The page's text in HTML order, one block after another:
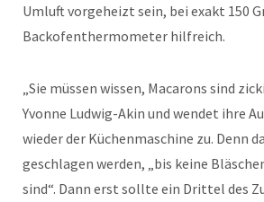
Umluft vorgeheizt sein, bei exakt 150
Backofenthermometer hilfreich.
„Sie müssen wissen, Macarons sind
Yvonne Ludwig-Akin und wendet ihre
wieder der Küchenmaschine zu. Denn
geschlagen werden, „bis keine
sind“. Dann erst sollte ein Drittel des